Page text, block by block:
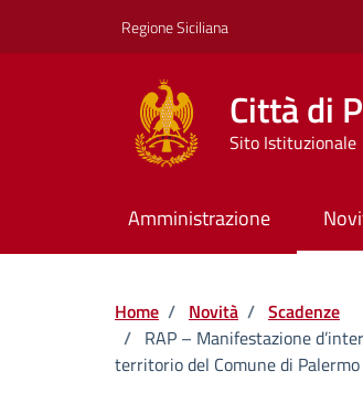
Regione Siciliana
Città di
Sito Istituzionale
Amministrazione
Home / Novità / Scadenze
/ RAP – Manifestazione
territorio del Comune di Palermo